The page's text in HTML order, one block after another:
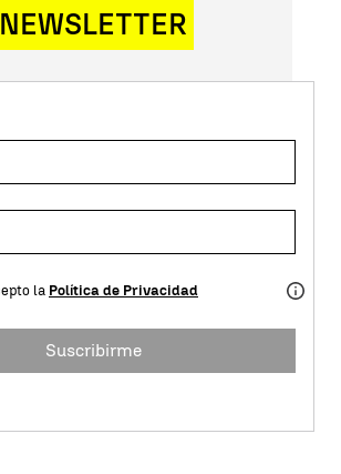
NEWSLETTER
la Política de Privacidad
Suscribirme